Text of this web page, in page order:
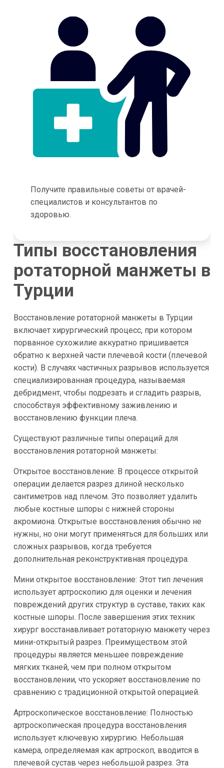
Получите правильные советы от врачей-
специалистов и консультантов по
здоровью.
Типы восстановления
ротаторной манжеты в
Турции
Восстановление ротаторной манжеты в Турции
включает хирургический процесс, при котором
порванное сухожилие аккуратно пришивается
обратно к верхней части плечевой кости (плечевой
кости). В случаях частичных разрывов используется
специализированная процедура, называемая
дебридмент, чтобы подрезать и сгладить разрыв,
способствуя эффективному заживлению и
восстановлению функции плеча.
Существуют различные типы операций для
восстановления ротаторной манжеты:
Открытое восстановление: В процессе открытой
операции делается разрез длиной несколько
сантиметров над плечом. Это позволяет удалить
любые костные шпоры с нижней стороны
акромиона. Открытые восстановления обычно не
нужны, но они могут применяться для больших или
сложных разрывов, когда требуется
дополнительная реконструктивная процедура.
Мини открытое восстановление: Этот тип лечения
использует артроскопию для оценки и лечения
повреждений других структур в суставе, таких как
костные шпоры. После завершения этих техник
хирург восстанавливает ротаторную манжету через
мини-открытый разрез. Преимуществом этой
процедуры является меньшее повреждение
мягких тканей, чем при полном открытом
восстановлении, что ускоряет восстановление по
сравнению с традиционной открытой операцией.
Артроскопическое восстановление: Полностью
артроскопическая процедура восстановления
использует ключевую хирургию. Небольшая
камера, определяемая как артроскоп, вводится в
плечевой сустав через небольшой разрез. Эта